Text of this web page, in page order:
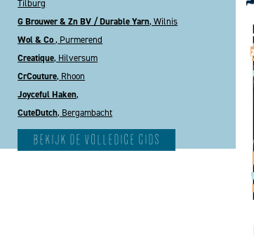
Tilburg
G Brouwer & Zn BV / Durable Yarn, Wilnis
Wol & Co, Purmerend
Creatique, Hilversum
CrCouture, Rhoon
Joyceful Haken,
CuteDutch, Bergambacht
bekijk de volledige gids